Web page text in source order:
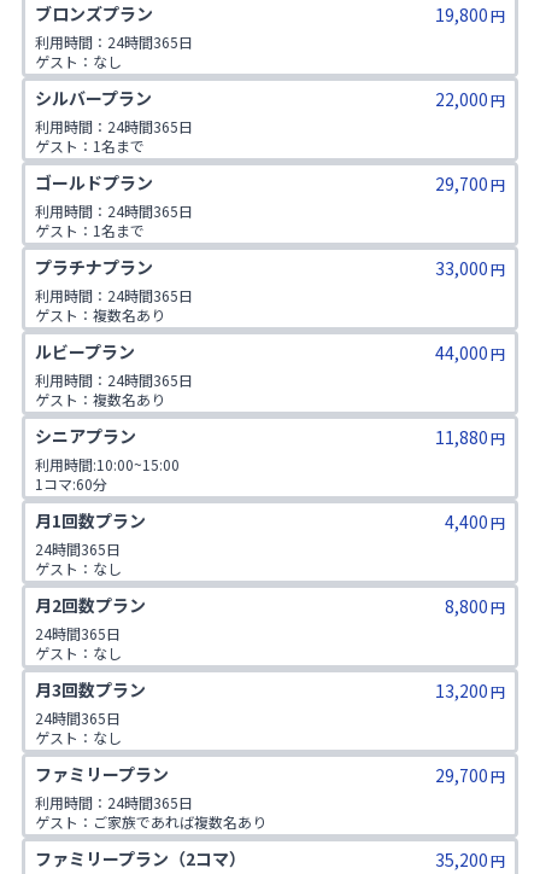
ブロンズプラン
19,800円
利用時間：24時間365日
ゲスト：なし
シルバープラン 22,000円
利用時間：24時間365日
ゲスト：1名まで
ゴールドプラン 29,700円
利用時間：24時間365日
ゲスト：1名まで
1日2コマ予約可
プラチナプラン 33,000円
利用時間：24時間365日
ゲスト：複数名あり
1日2コマ予約可
ルビープラン 44,000円
利用時間：24時間365日
ゲスト：複数名あり
1日3コマ予約可
シニアプラン 11,880円
利用時間:10:00~15:00
1コマ:60分
対象年齢:60歳以上
ゲスト:無し
月1回数プラン 4,400円
24時間365日
ゲスト：なし
月2回数プラン 8,800円
24時間365日
ゲスト：なし
月3回数プラン 13,200円
24時間365日
ゲスト：なし
ファミリープラン 29,700円
利用時間：24時間365日
ゲスト：ご家族であれば複数名あり
※ご入会時にご家族名の登録をお願いしております。二親等までのご家
族が対象です。
ファミリープラン（2コマ） 35,200円